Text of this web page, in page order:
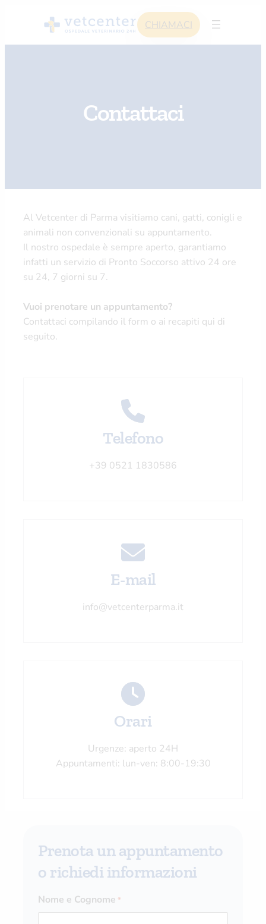
CHIAMACI
Contattaci
Al Vetcenter di Parma visitiamo cani, gatti, conigli e
animali non convenzionali su appuntamento.
Il nostro ospedale è sempre aperto, garantiamo
infatti un servizio di Pronto Soccorso attivo 24 ore
su 24, 7 giorni su 7.
Vuoi prenotare un appuntamento?
Contattaci compilando il form o ai recapiti qui di
seguito.
Telefono
+39 0521 1830586
E-mail
info@vetcenterparma.it
Orari
Urgenze: aperto 24H
Appuntamenti: lun-ven: 8:00-19:30
Prenota un appuntamento
o richiedi informazioni
Nome e Cognome *